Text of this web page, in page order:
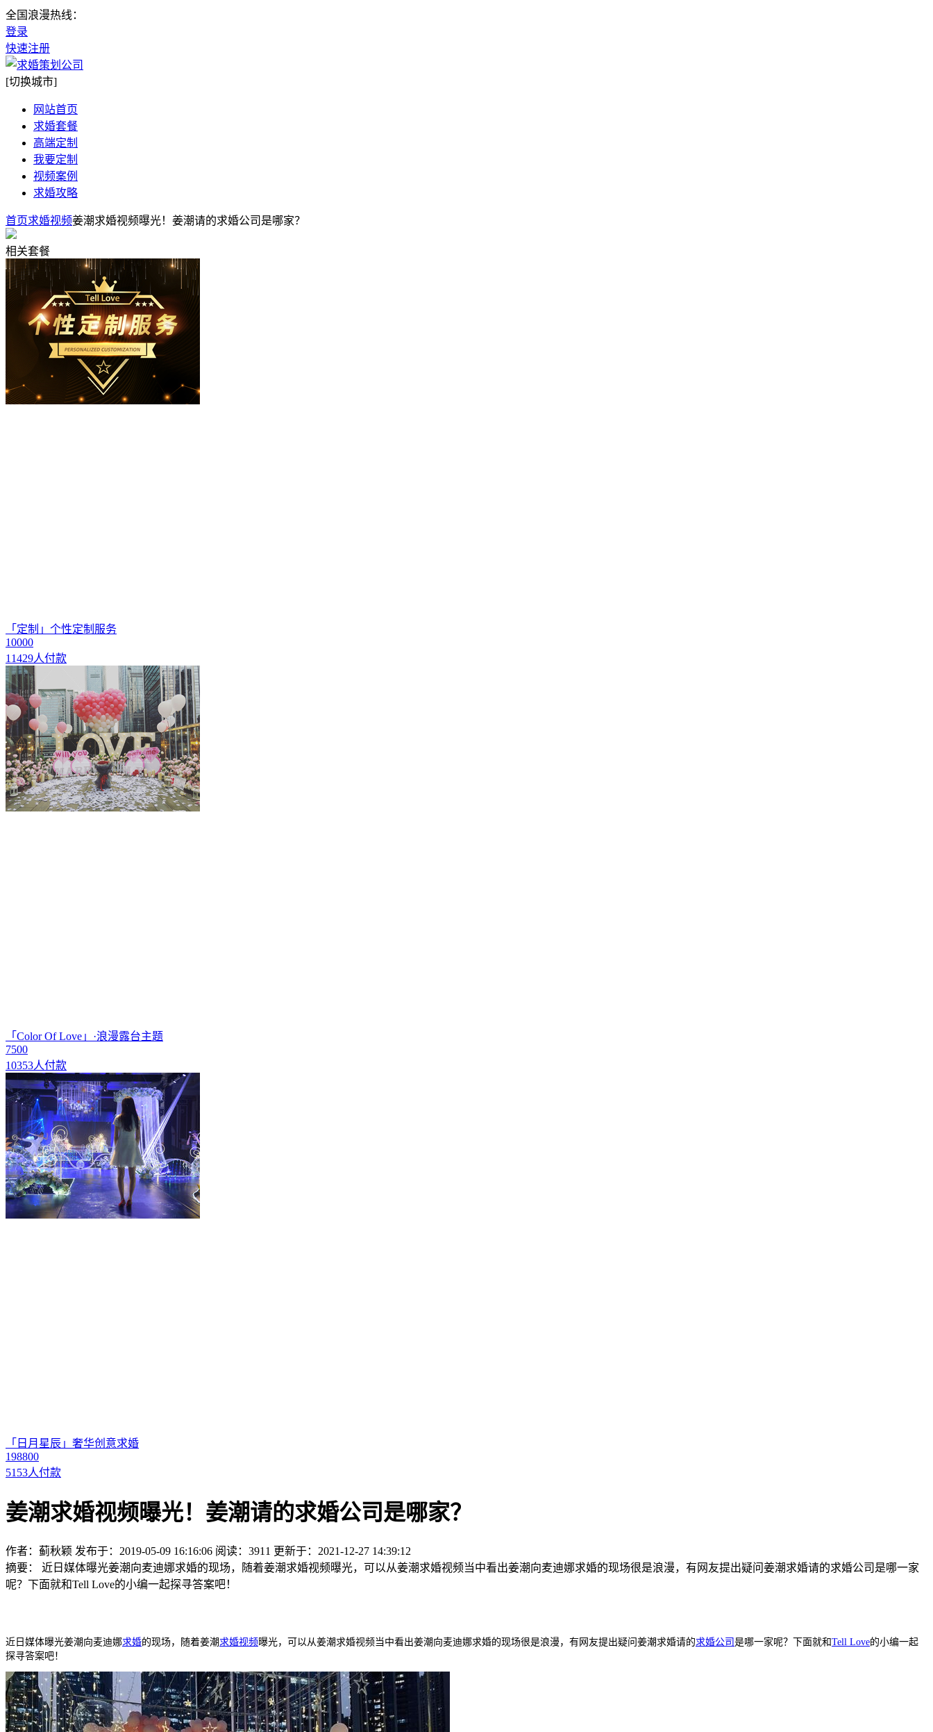
全国浪漫热线：
登录
快速注册
[切换城市]
网站首页
求婚套餐
高端定制
我要定制
视频案例
求婚攻略
首页求婚视频姜潮求婚视频曝光！姜潮请的求婚公司是哪家？
相关套餐
「定制」个性定制服务
10000
11429人付款
「Color Of Love」·浪漫露台主题
7500
10353人付款
「日月星辰」奢华创意求婚
198800
5153人付款
姜潮求婚视频曝光！姜潮请的求婚公司是哪家？
作者：蓟秋颖 发布于：2019-05-09 16:16:06 阅读：3911 更新于：2021-12-27 14:39:12
摘要：
近日媒体曝光姜潮向麦迪娜求婚的现场，随着姜潮求婚视频曝光，可以从姜潮求婚视频当中看出姜潮向麦迪娜求婚的现场很是浪漫，有网友提出疑问姜潮求婚请的求婚公司是哪一家
呢？下面就和Tell Love的小编一起探寻答案吧！
近日媒体曝光姜潮向麦迪娜求婚的现场，随着姜潮 求婚视频曝光，可以从姜潮求婚视频当中看出姜潮向麦迪娜求婚的现场很是浪漫，有网友提出疑问姜潮求婚请的求婚公司是哪一家呢？下面就和Tell Love的小编一起
探寻答案吧！